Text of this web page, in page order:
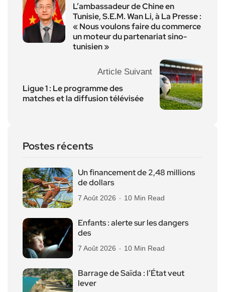
L’ambassadeur de Chine en
Tunisie, S.E.M. Wan Li, à La Presse :
« Nous voulons faire du commerce
un moteur du partenariat sino-
tunisien »
Article Suivant
Ligue 1 : Le programme des
matches et la diffusion télévisée
Postes récents
Un financement de 2,48 millions
de dollars
7 Août 2026 10 Min Read
Enfants : alerte sur les dangers
des
7 Août 2026 10 Min Read
Barrage de Saïda : l’État veut
lever